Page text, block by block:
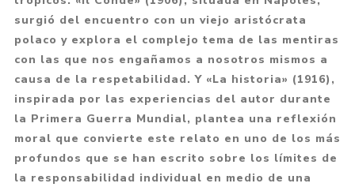
surgió del encuentro con un viejo aristócrata
polaco y explora el complejo tema de las mentiras
con las que nos engañamos a nosotros mismos a
causa de la respetabilidad. Y «La historia» (1916),
inspirada por las experiencias del autor durante
la Primera Guerra Mundial, plantea una reflexión
moral que convierte este relato en uno de los más
profundos que se han escrito sobre los límites de
la responsabilidad individual en medio de una